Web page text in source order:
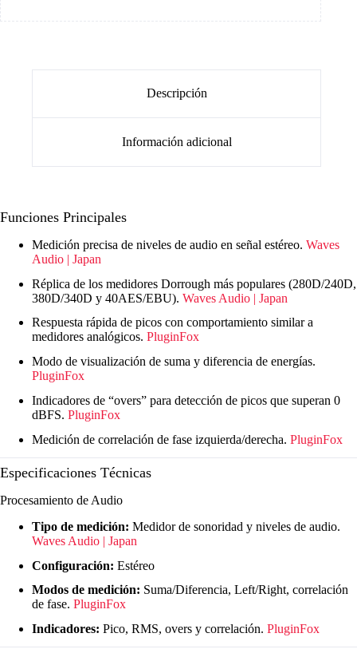
Descripción
Información adicional
Funciones Principales
Medición precisa de niveles de audio en señal estéreo. Waves
Audio | Japan
Réplica de los medidores Dorrough más populares (280D/240D,
380D/340D y 40AES/EBU). Waves Audio | Japan
Respuesta rápida de picos con comportamiento similar a
medidores analógicos. PluginFox
Modo de visualización de suma y diferencia de energías.
PluginFox
Indicadores de “overs” para detección de picos que superan 0
dBFS. PluginFox
Medición de correlación de fase izquierda/derecha. PluginFox
Especificaciones Técnicas
Procesamiento de Audio
Tipo de medición: Medidor de sonoridad y niveles de audio.
Waves Audio | Japan
Configuración: Estéreo
Modos de medición: Suma/Diferencia, Left/Right, correlación
de fase. PluginFox
Indicadores: Pico, RMS, overs y correlación. PluginFox